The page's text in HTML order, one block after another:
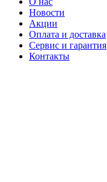
Новости
Акции
Оплата и доставка
Сервис и гарантия
Контакты